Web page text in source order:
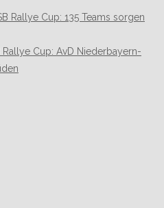
Rallye Cup: 135 Teams sorgen
Rallye Cup: AvD Niederbayern-